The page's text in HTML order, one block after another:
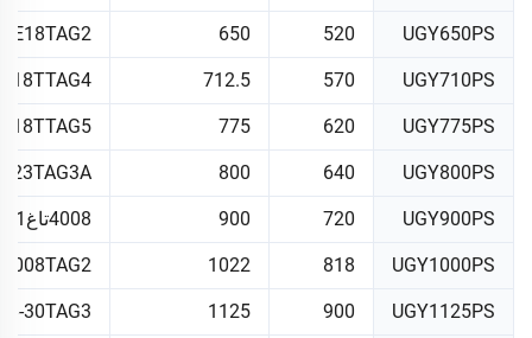
UGY650PS
520
650
E18TAG2
UGY710PS
570
712.5
UGY775PS
620
775
UGY800PS
640
800
23TAG3A
UGY900PS
720
900 4008تاغ1أ
UGY1000PS
818
1022
4008TAG2
UGY1125PS
900
1125
30TAG3